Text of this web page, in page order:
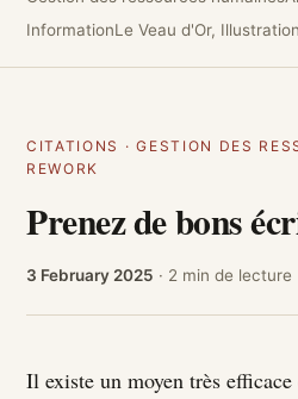
InformationLe Veau d'Or,
CITATIONS ·GESTION DES
REWORK
Prenez de bons
3 February 2025 · 2 min de lecture
Il existe un moyen très